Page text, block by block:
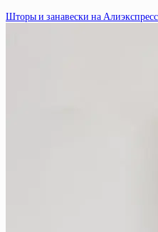
Шторы и занавески на Алиэкспресс